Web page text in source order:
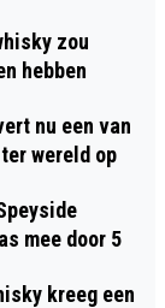
zou
hebben
nu een van
wereld op
mee door 5
kreeg een